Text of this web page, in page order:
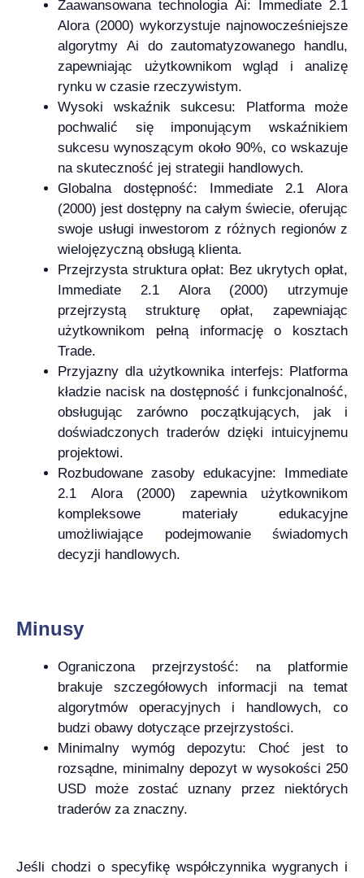
Zaawansowana technologia Ai: Immediate 2.1
Alora (2000) wykorzystuje najnowocześniejsze
algorytmy Ai do zautomatyzowanego handlu,
zapewniając użytkownikom wgląd i analizę
rynku w czasie rzeczywistym.
Wysoki wskaźnik sukcesu: Platforma może
pochwalić się imponującym wskaźnikiem
sukcesu wynoszącym około 90%, co wskazuje
na skuteczność jej strategii handlowych.
Globalna dostępność: Immediate 2.1 Alora
(2000) jest dostępny na całym świecie, oferując
swoje usługi inwestorom z różnych regionów z
wielojęzyczną obsługą klienta.
Przejrzysta struktura opłat: Bez ukrytych opłat,
Immediate 2.1 Alora (2000) utrzymuje
przejrzystą strukturę opłat, zapewniając
użytkownikom pełną informację o kosztach
Trade.
Przyjazny dla użytkownika interfejs: Platforma
kładzie nacisk na dostępność i funkcjonalność,
obsługując zarówno początkujących, jak i
doświadczonych traderów dzięki intuicyjnemu
projektowi.
Rozbudowane zasoby edukacyjne: Immediate
2.1 Alora (2000) zapewnia użytkownikom
kompleksowe materiały edukacyjne
umożliwiające podejmowanie świadomych
decyzji handlowych.
Minusy
Ograniczona przejrzystość: na platformie
brakuje szczegółowych informacji na temat
algorytmów operacyjnych i handlowych, co
budzi obawy dotyczące przejrzystości.
Minimalny wymóg depozytu: Choć jest to
rozsądne, minimalny depozyt w wysokości 250
USD może zostać uznany przez niektórych
traderów za znaczny.
Jeśli chodzi o specyfikę współczynnika wygranych i